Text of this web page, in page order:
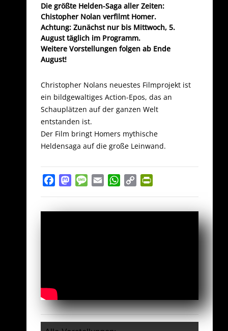
Die größte Helden-Saga aller Zeiten:
Chistopher Nolan verfilmt Homer.
Achtung: Zunächst nur bis Mittwoch, 5.
August täglich im Programm.
Weitere Vorstellungen folgen ab Ende
August!
Christopher Nolans neuestes Filmprojekt ist
ein bildgewaltiges Action-Epos, das an
Schauplätzen auf der ganzen Welt
entstanden ist.
Der Film bringt Homers mythische
Heldensaga auf die große Leinwand.
FacebookMastodon
Message
Email WhatsApp
Copy